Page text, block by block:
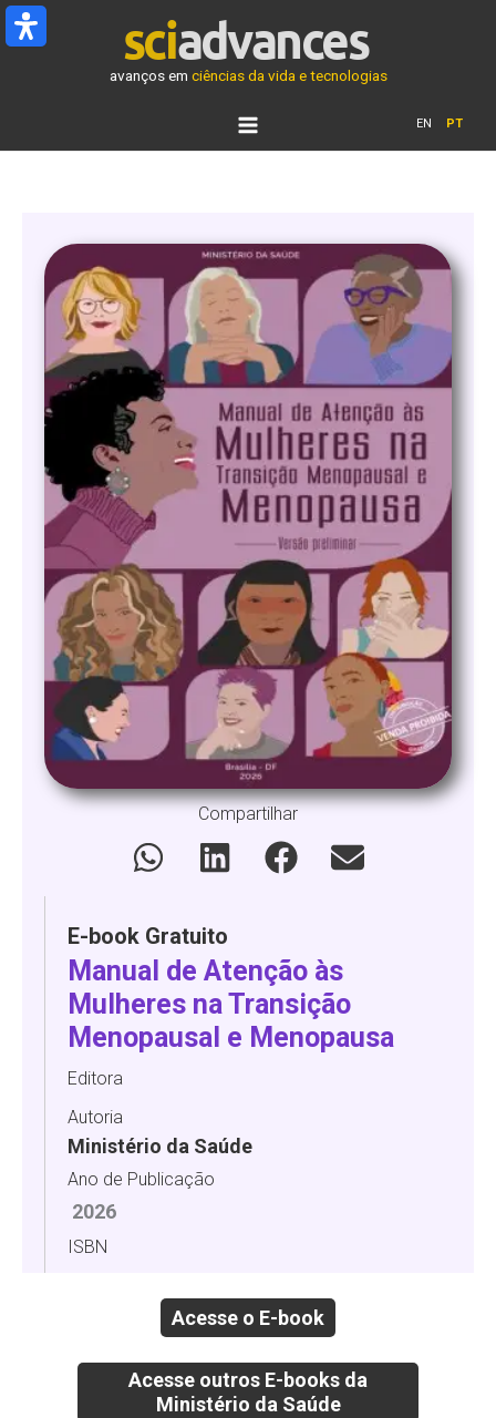
Ir
para
avanços em ciências da vida e tecnologias
EN PT
Compartilhar
E-book Gratuito
Manual de Atenção às
Mulheres na Transição
Menopausal e Menopausa
Editora
Autoria
Ministério da Saúde
Ano de Publicação
2026
ISBN
Acesse o E-book
Acesse outros E-books da
Ministério da Saúde